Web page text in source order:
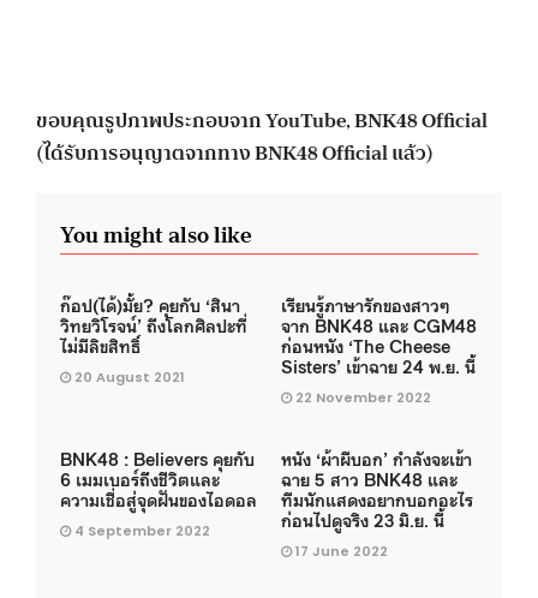
ขอบคุณรูปภาพประกอบจาก YouTube, BNK48 Official
(ได้รับการอนุญาตจากทาง BNK48 Official แล้ว)
You might also like
ก๊อป(ได้)มั้ย? คุยกับ ‘สินา
วิทยวิโรจน์’ ถึงโลกศิลปะที่
ไม่มีลิขสิทธิ์
20 August 2021
เรียนรู้ภาษารักของสาวๆ
จาก BNK48 และ CGM48
ก่อนหนัง ‘The Cheese
Sisters’ เข้าฉาย 24 พ.ย. นี้
22 November 2022
BNK48 : Believers คุยกับ
6 เมมเบอร์ถึงชีวิตและ
ความเชื่อสู่จุดฝันของไอดอล
4 September 2022
หนัง ‘ผ้าผีบอก’ กำลังจะเข้า
ฉาย 5 สาว BNK48 และ
ทีมนักแสดงอยากบอกอะไร
ก่อนไปดูจริง 23 มิ.ย. นี้
17 June 2022